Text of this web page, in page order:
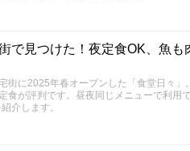
で見つけた！夜定食OK、魚
街に2025年春オープンした「食堂日々」
食が評判です。昼夜同じメニューで利用
介します。